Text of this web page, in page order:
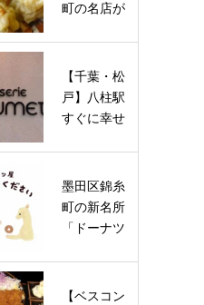
町の名店が
【千葉・松
戸】八柱駅
すぐに幸せ
ぽ”の…
墨田区錦糸
町の新名所
「ドーナツ
【ベスコン